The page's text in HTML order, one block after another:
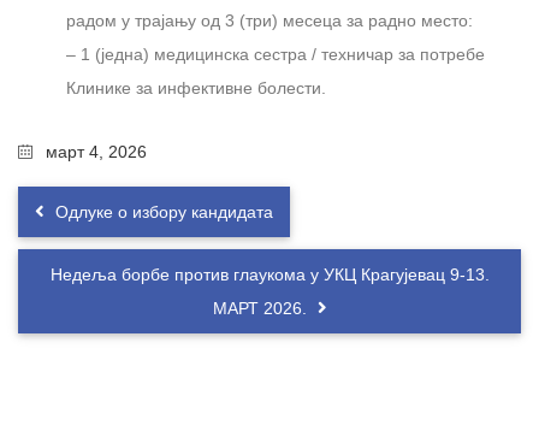
радом у трајању од 3 (три) месеца за радно место:
– 1 (једна) медицинска сестра / техничар за потребе
Клинике зa инфективне болести.
март 4, 2026
Одлуке о избору кандидата
Недеља борбе против глаукома у УКЦ Крагујевац 9-13.
МАРТ 2026.